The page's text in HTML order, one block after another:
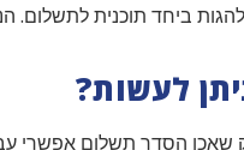
להגות ביחד תוכנית
שאכן הסדר תשלום אפשרי